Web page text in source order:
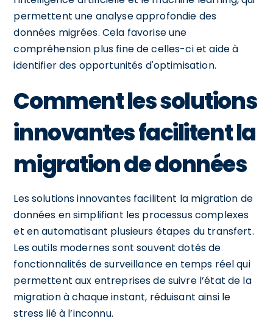
permettent une analyse approfondie des
données migrées. Cela favorise une
compréhension plus fine de celles-ci et aide à
identifier des opportunités d'optimisation.
Comment les solutions
innovantes facilitent la
migration de données
Les solutions innovantes facilitent la migration de
données en simplifiant les processus complexes
et en automatisant plusieurs étapes du transfert.
Les outils modernes sont souvent dotés de
fonctionnalités de surveillance en temps réel qui
permettent aux entreprises de suivre l’état de la
migration à chaque instant, réduisant ainsi le
stress lié à l’inconnu.